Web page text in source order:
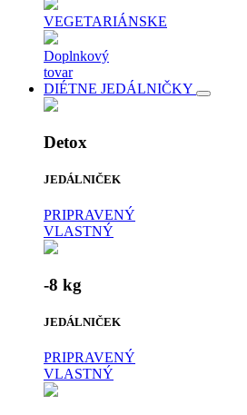
VEGETARIÁNSKE
Doplnkový
tovar
DIÉTNE JEDÁLNIČKY
Detox
JEDÁLNIČEK
PRIPRAVENÝ
VLASTNÝ
-8 kg
JEDÁLNIČEK
PRIPRAVENÝ
VLASTNÝ